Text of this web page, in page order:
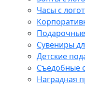
Часы с
Сувениры
Детские
Съедобные
Наградная